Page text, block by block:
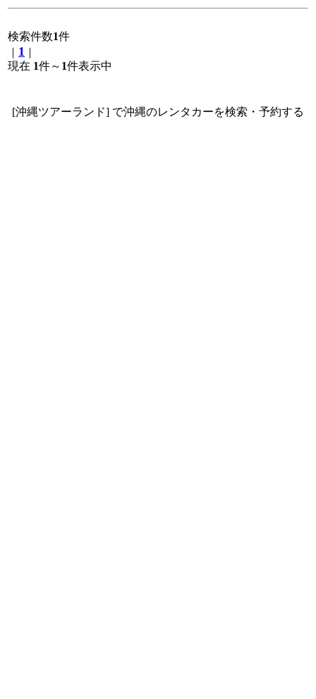
検索件数1件
1
現在 1件～ 1件表示中
[沖縄ツアーランド] で沖縄のレンタカーを検索・予約する